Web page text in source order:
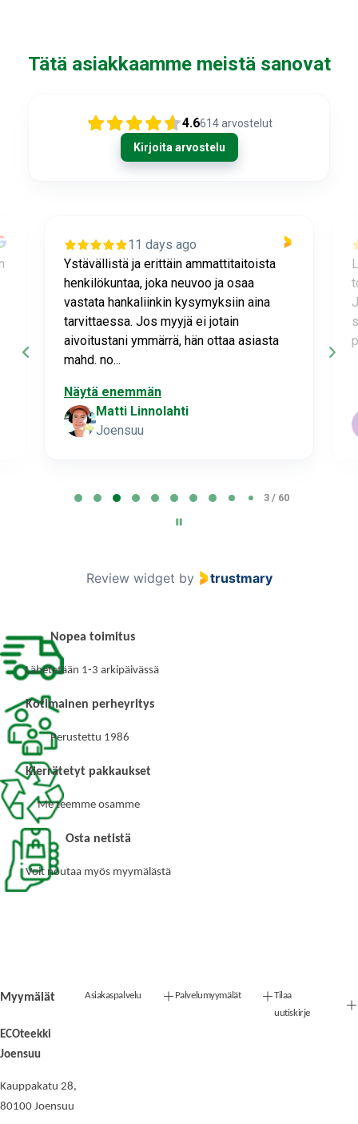
Tätä asiakkaamme meistä sanovat
4.6614 arvostelut
Kirjoita arvostelu
11 days ago
Ystävällistä ja erittäin ammattitaitoista
henkilökuntaa, joka neuvoo ja osaa
vastata hankaliinkin kysymyksiin aina
tarvittaessa. Jos myyjä ei jotain
aivoitustani ymmärrä, hän ottaa asiasta
mahd. no...
Näytä enemmän
Matti Linnolahti
Joensuu
0
3 / 60
Review widget by trustmary
Nopea toimitus
Lähetetään 1-3 arkipäivässä
Kotimainen perheyritys
Perustettu 1986
Kierrätetyt pakkaukset
Me teemme osamme
Osta netistä
Voit noutaa myös myymälästä
Myymälät
ECOteekki
Joensuu
Kauppakatu 28,
80100 Joensuu
Asiakaspalvelu Palvelumyymälät
Tilaa
uutiskirje